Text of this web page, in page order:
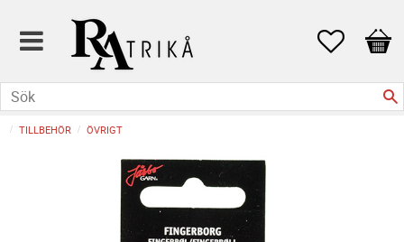
Favoriter
TILLBEHÖR ÖVRIGT